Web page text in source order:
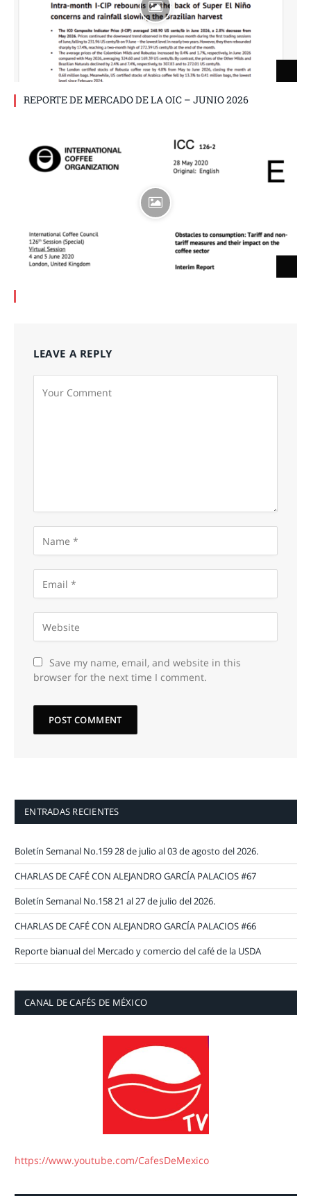
REPORTE DE MERCADO DE LA OIC – JUNIO 2026
LEAVE A REPLY
Save my name, email, and website in this
browser for the next time I comment.
ENTRADAS RECIENTES
Boletín Semanal No.159 28 de julio al 03 de agosto del 2026.
CHARLAS DE CAFÉ CON ALEJANDRO GARCÍA PALACIOS #67
Boletín Semanal No.158 21 al 27 de julio del 2026.
CHARLAS DE CAFÉ CON ALEJANDRO GARCÍA PALACIOS #66
Reporte bianual del Mercado y comercio del café de la USDA
CANAL DE CAFÉS DE MÉXICO
https://www.youtube.com/CafesDeMexico